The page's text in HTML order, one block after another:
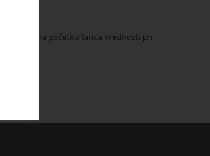
nalazi na početku lanca vrednosti pri